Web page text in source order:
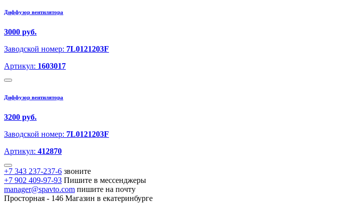
Диффузор вентилятора
3000 руб.
Заводской номер: 7L0121203F
Артикул: 1603017
Диффузор вентилятора
3200 руб.
Заводской номер: 7L0121203F
Артикул: 412870
+7 343 237-237-6 звоните
+7 902 409-97-93 Пишите в мессенджеры
manager@spavto.com пишите на почту
Просторная - 146 Магазин в екатеринбурге